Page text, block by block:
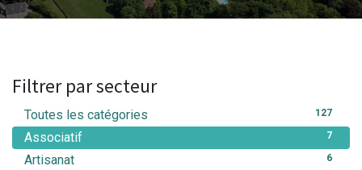
Filtrer par secteur
127
Toutes les catégories
7
Associatif
6
Artisanat